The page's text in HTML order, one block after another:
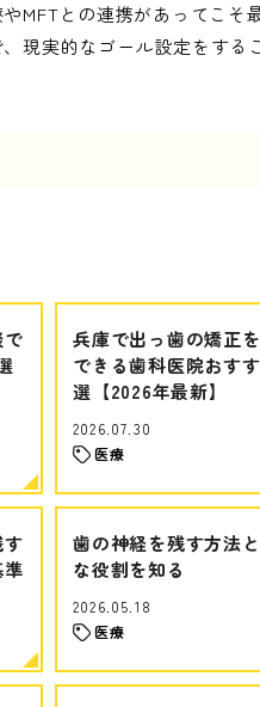
MFTとの連携があってこそ
現実的なゴール設定をする
兵庫で出っ歯の矯正
できる歯科医院おす
選【2026年最新】
2026.07.30
医療
歯の神経を残す方法
な役割を知る
2026.05.18
医療